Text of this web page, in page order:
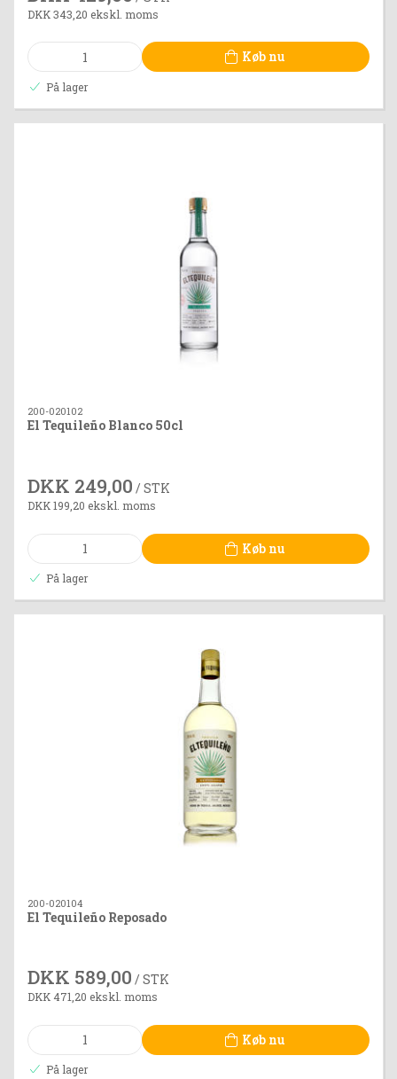
DKK 343,20 ekskl. moms
Køb nu
På lager
200-020102
El Tequileño Blanco 50cl
DKK 249,00 / STK
DKK 199,20 ekskl. moms
Køb nu
På lager
200-020104
El Tequileño Reposado
DKK 589,00 / STK
DKK 471,20 ekskl. moms
Køb nu
På lager